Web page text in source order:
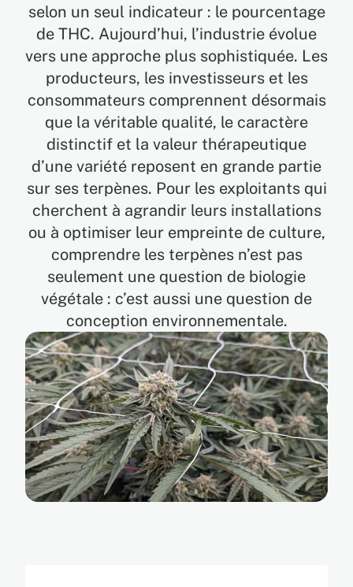
selon un seul indicateur : le pourcentage
de THC. Aujourd’hui, l’industrie évolue
vers une approche plus sophistiquée. Les
producteurs, les investisseurs et les
consommateurs comprennent désormais
que la véritable qualité, le caractère
distinctif et la valeur thérapeutique
d’une variété reposent en grande partie
sur ses terpènes. Pour les exploitants qui
cherchent à agrandir leurs installations
ou à optimiser leur empreinte de culture,
comprendre les terpènes n’est pas
seulement une question de biologie
végétale : c’est aussi une question de
conception environnementale.